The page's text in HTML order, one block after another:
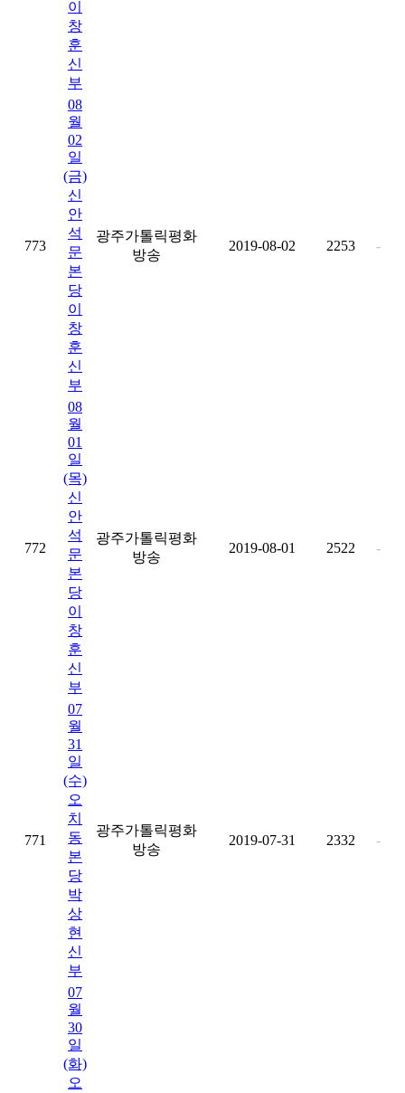
이
창
훈
신
부
773
08
월
02
일
(금)
신
안
석
문
본
당
이
창
훈
신
부
광주가톨릭평화
방송
2019-08-02 2253 -
772
08
월
01
일
(목)
신
안
석
문
본
당
이
창
훈
신
부
광주가톨릭평화
방송
2019-08-01 2522 -
771
07
월
31
일
(수)
오
치
동
본
당
박
상
현
신
부
광주가톨릭평화
방송
2019-07-31 2332 -
07
월
30
일
(화)
오